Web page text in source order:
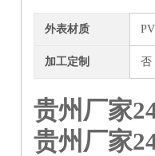
外表材质
加工定制 否
贵州厂家
贵州厂家